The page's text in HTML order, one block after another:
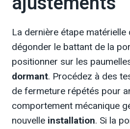
La dernière étape matérielle
dégonder le battant de la
positionner sur les
dormant. Procédez à des
de fermeture répétés pour
comportement mécanique
nouvelle installation. Si la